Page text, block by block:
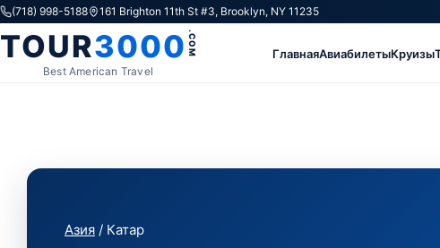
Skip to content
(718) 998-5188 161 Brighton 11th St #3, Brooklyn, NY 11235
TOUR3000.COM
Best American Travel
ГлавнаяАвиабилетыКруизы
Азия / Катар